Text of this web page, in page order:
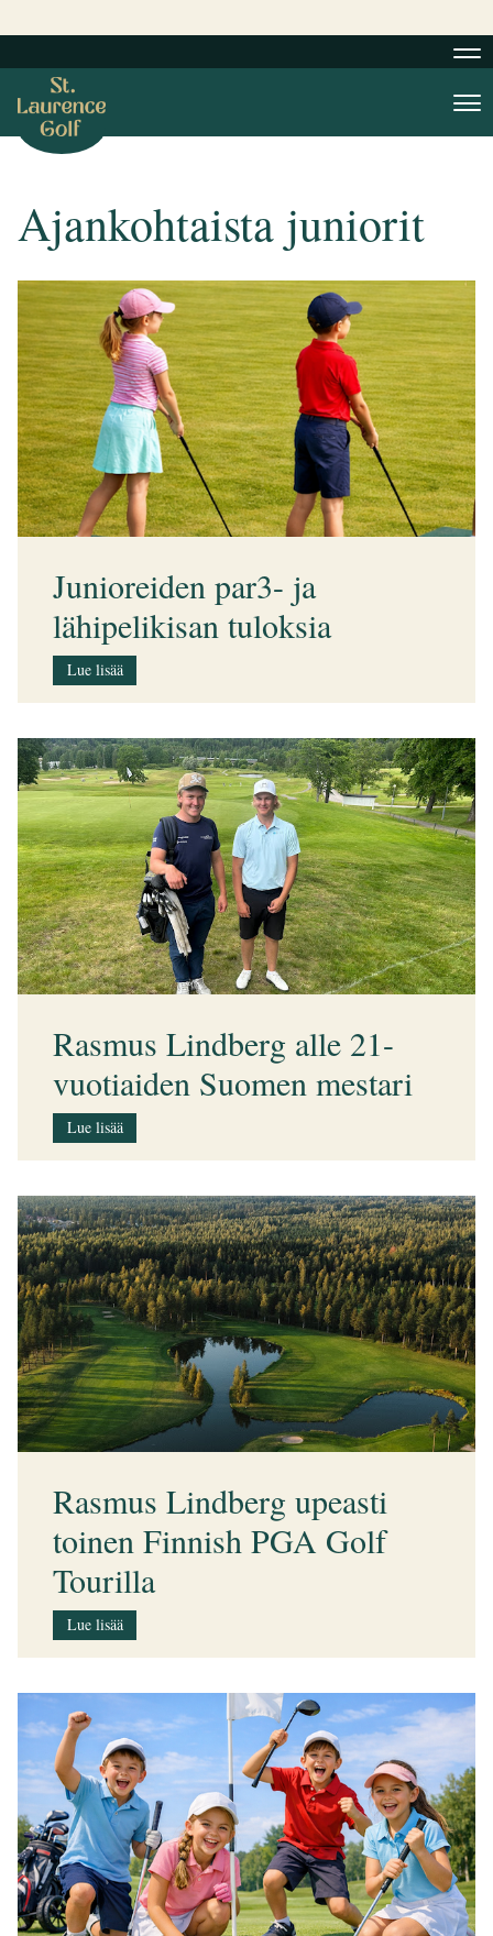
Ajankohtaista juniorit
Junioreiden par3- ja
lähipelikisan tuloksia
Lue lisää
Rasmus Lindberg alle 21-
vuotiaiden Suomen mestari
Lue lisää
Rasmus Lindberg upeasti
toinen Finnish PGA Golf
Tourilla
Lue lisää